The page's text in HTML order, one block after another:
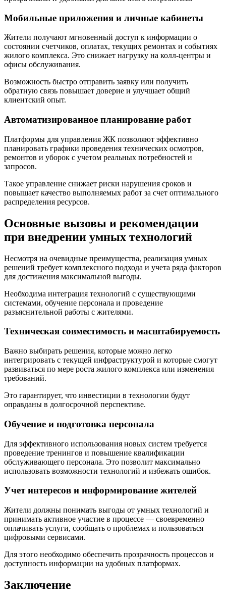
Мобильные приложения и личные кабинеты
Жители получают мгновенный доступ к информации о
состоянии счетчиков, оплатах, текущих ремонтах и событиях
жилого комплекса. Это снижает нагрузку на колл-центры и
офисы обслуживания.
Возможность быстро отправить заявку или получить
обратную связь повышает доверие и улучшает общий
клиентский опыт.
Автоматизированное планирование работ
Платформы для управления ЖК позволяют эффективно
планировать графики проведения технических осмотров,
ремонтов и уборок с учетом реальных потребностей и
запросов.
Такое управление снижает риски нарушения сроков и
повышает качество выполняемых работ за счет оптимального
распределения ресурсов.
Основные вызовы и рекомендации
при внедрении умных технологий
Несмотря на очевидные преимущества, реализация умных
решений требует комплексного подхода и учета ряда факторов
для достижения максимальной выгоды.
Необходима интеграция технологий с существующими
системами, обучение персонала и проведение
разъяснительной работы с жителями.
Техническая совместимость и масштабируемость
Важно выбирать решения, которые можно легко
интегрировать с текущей инфраструктурой и которые смогут
развиваться по мере роста жилого комплекса или изменения
требований.
Это гарантирует, что инвестиции в технологии будут
оправданы в долгосрочной перспективе.
Обучение и подготовка персонала
Для эффективного использования новых систем требуется
проведение тренингов и повышение квалификации
обслуживающего персонала. Это позволит максимально
использовать возможности технологий и избежать ошибок.
Учет интересов и информирование жителей
Жители должны понимать выгоды от умных технологий и
принимать активное участие в процессе — своевременно
оплачивать услуги, сообщать о проблемах и пользоваться
цифровыми сервисами.
Для этого необходимо обеспечить прозрачность процессов и
доступность информации на удобных платформах.
Заключение